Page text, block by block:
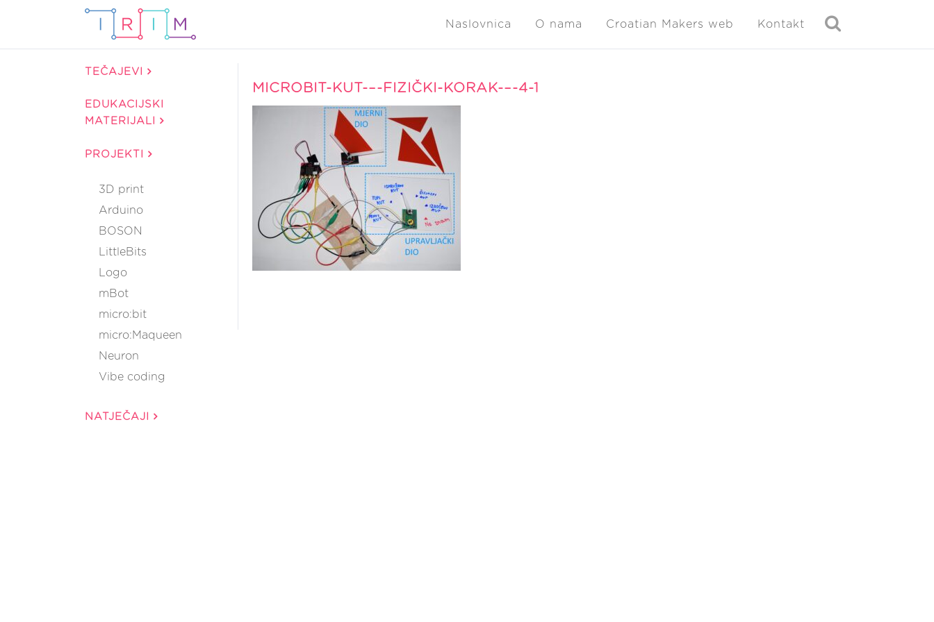
Naslovnica O nama Croatian Makers web Kontakt
TEČAJEVI
EDUKACIJSKI
MATERIJALI
PROJEKTI
3D print
Arduino
BOSON
LittleBits
Logo
mBot
micro:bit
micro:Maqueen
Neuron
Vibe coding
NATJEČAJI
MICROBIT-KUT-–-FIZIČKI-KORAK-–-4-1